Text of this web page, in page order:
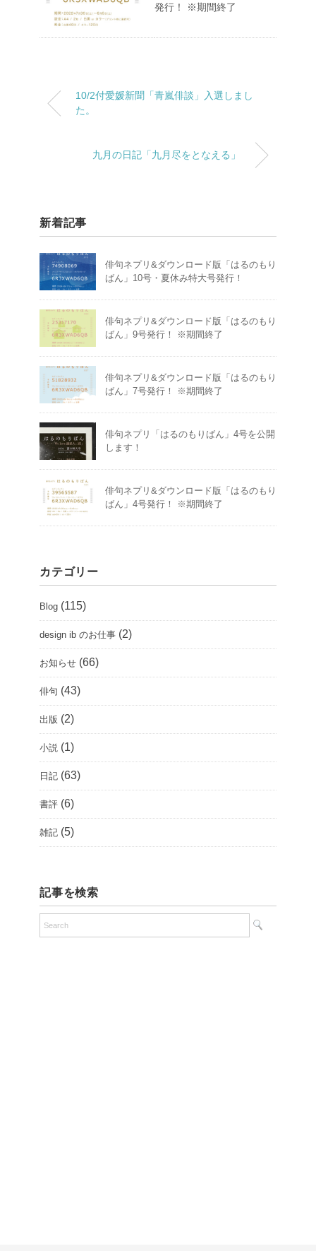
発行！ ※期間終了
10/2付愛媛新聞「青嵐俳談」入選しまし
た。
九月の日記「九月尽をとなえる」
新着記事
俳句ネプリ&ダウンロード版「はるのもり
ばん」10号・夏休み特大号発行！
俳句ネプリ&ダウンロード版「はるのもり
ばん」9号発行！ ※期間終了
俳句ネプリ&ダウンロード版「はるのもり
ばん」7号発行！ ※期間終了
俳句ネプリ「はるのもりばん」4号を公開
します！
俳句ネプリ&ダウンロード版「はるのもり
ばん」4号発行！ ※期間終了
カテゴリー
Blog (115)
design ib のお仕事 (2)
お知らせ (66)
俳句 (43)
出版 (2)
小説 (1)
日記 (63)
書評 (6)
雑記 (5)
記事を検索